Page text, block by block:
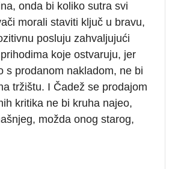
onda bi koliko sutra svi
morali staviti ključ u bravu,
posluju zahvaljujući
koje ostvaruju, jer
s prodanom nakladom, ne bi
tržištu. I Čadež se prodajom
kritika ne bi kruha najeo,
možda onog starog,